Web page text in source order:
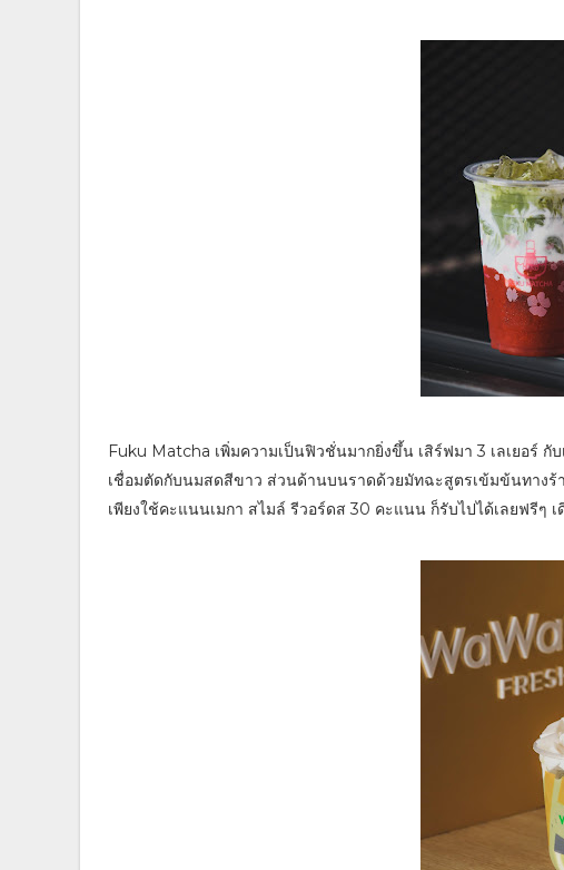
Fuku Matcha เพิ่มความเป็นฟิวชั่นมากยิ่งขึ้น เสิร์ฟมา 3 เลเยอร์
เชื่อมตัดกับนมสดสีขาว ส่วนด้านบนราดด้วยมัทฉะสูตรเข้มข้นทางร้
เพียงใช้คะแนนเมกา สไมล์ รีวอร์ดส 30 คะแนน ก็รับไปได้เลยฟรี